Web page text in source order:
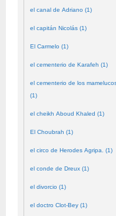
el canal de Adriano (1)
el capitán Nicolás (1)
El Carmelo (1)
el cementerio de Karafeh (1)
el cementerio de los
(1)
el cheikh Aboud Khaled (1)
El Choubrah (1)
el circo de Herodes Agripa. (1)
el conde de Dreux (1)
el divorcio (1)
el doctro Clot-Bey (1)